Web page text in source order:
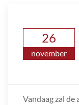
26
november
Vandaag zal de